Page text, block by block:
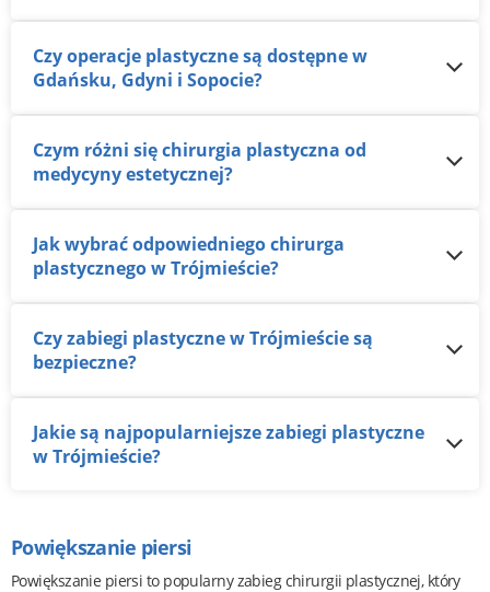
Czy operacje plastyczne są dostępne w
Gdańsku, Gdyni i Sopocie?
Czym różni się chirurgia plastyczna od
medycyny estetycznej?
Jak wybrać odpowiedniego chirurga
plastycznego w Trójmieście?
Czy zabiegi plastyczne w Trójmieście są
bezpieczne?
Jakie są najpopularniejsze zabiegi plastyczne
w Trójmieście?
Powiększanie piersi
Powiększanie piersi to popularny zabieg chirurgii plastycznej, który